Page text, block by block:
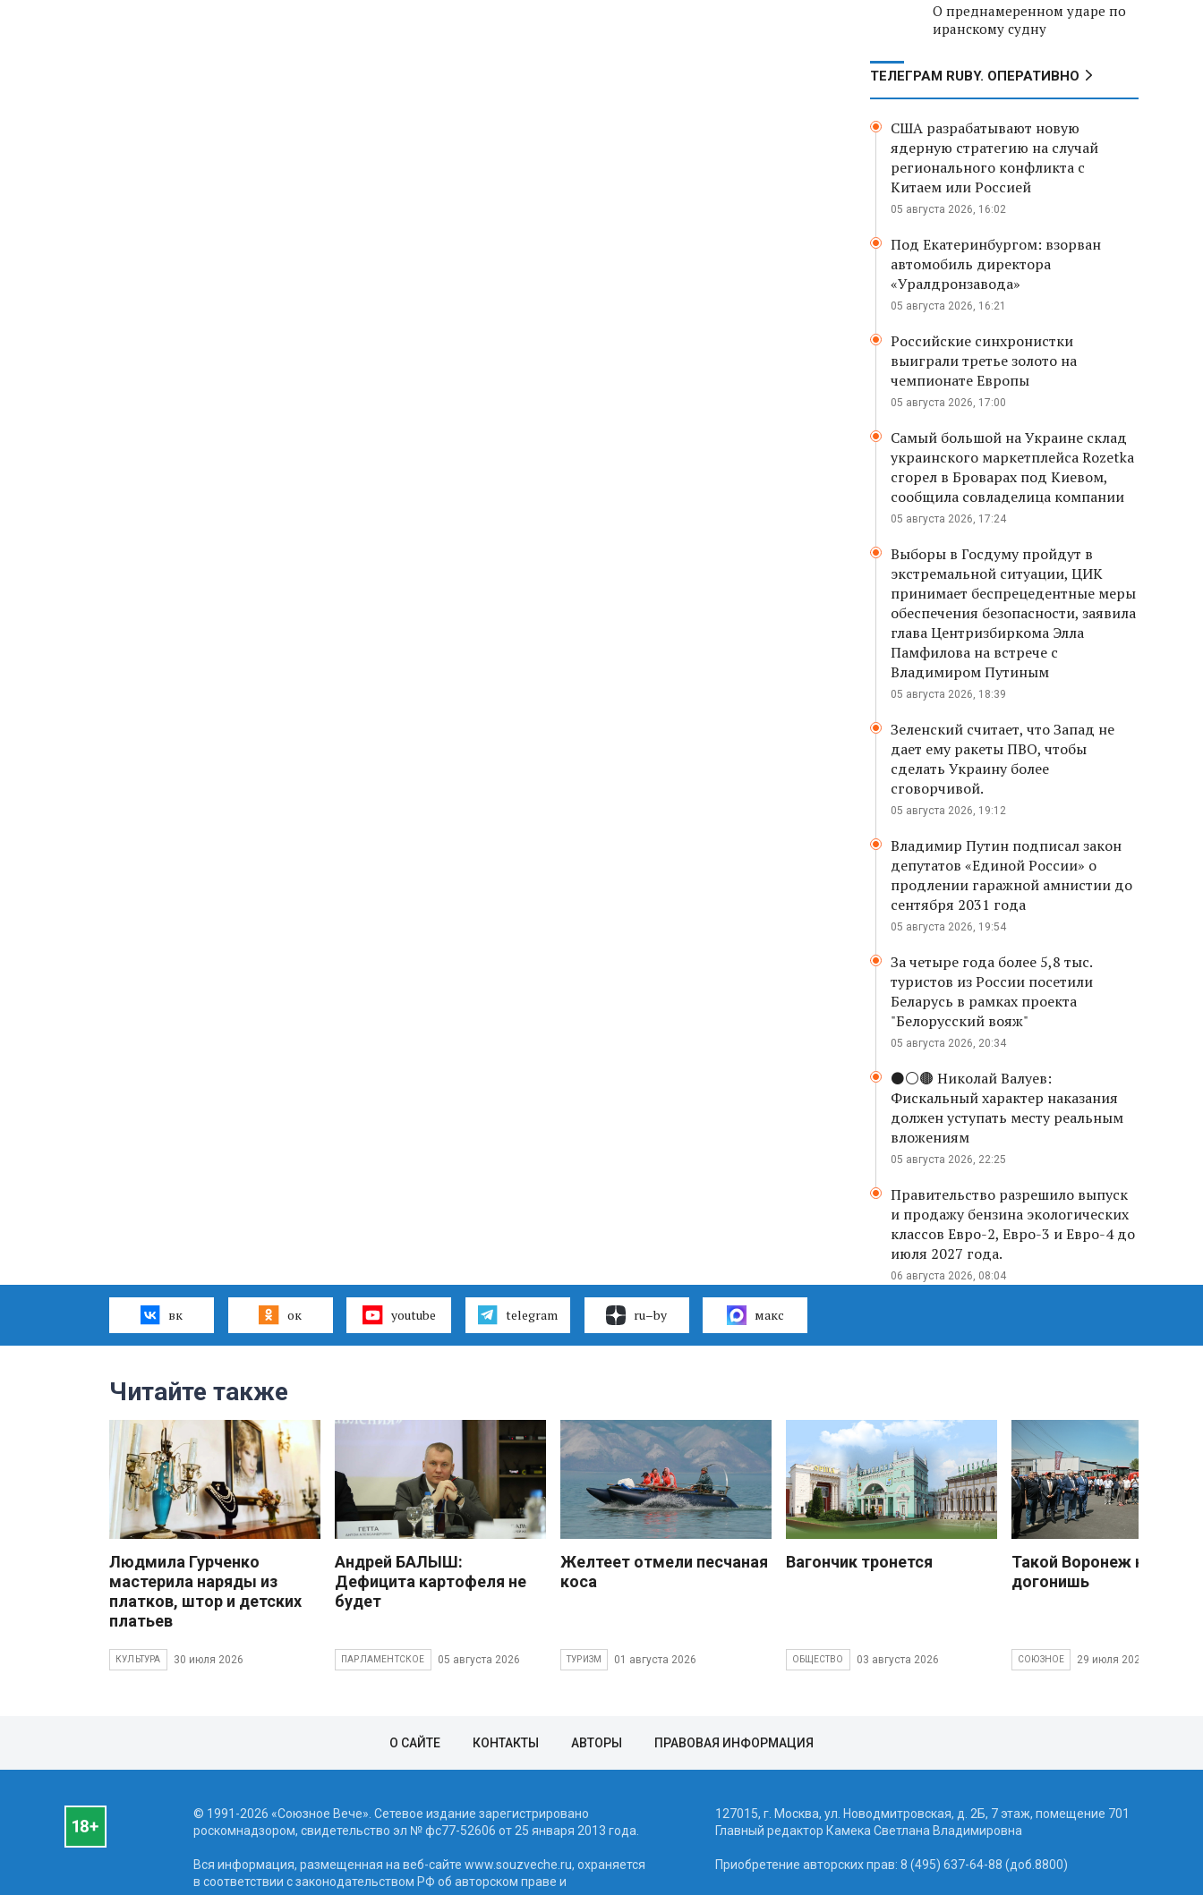
О преднамеренном ударе по
иранскому судну
ТЕЛЕГРАМ RUBY. ОПЕРАТИВНО
США разрабатывают новую
ядерную стратегию на случай
регионального конфликта с
Китаем или Россией
05 августа 2026, 16:02
Под Екатеринбургом: взорван
автомобиль директора
«Уралдронзавода»
05 августа 2026, 16:21
Российские синхронистки
выиграли третье золото на
чемпионате Европы
05 августа 2026, 17:00
Самый большой на Украине склад
украинского маркетплейса Rozetka
сгорел в Броварах под Киевом,
сообщила совладелица компании
05 августа 2026, 17:24
Выборы в Госдуму пройдут в
экстремальной ситуации, ЦИК
принимает беспрецедентные меры
обеспечения безопасности, заявила
глава Центризбиркома Элла
Памфилова на встрече с
Владимиром Путиным
05 августа 2026, 18:39
Зеленский считает, что Запад не
дает ему ракеты ПВО, чтобы
сделать Украину более
сговорчивой.
05 августа 2026, 19:12
Владимир Путин подписал закон
депутатов «Единой России» о
продлении гаражной амнистии до
сентября 2031 года
05 августа 2026, 19:54
За четыре года более 5,8 тыс.
туристов из России посетили
Беларусь в рамках проекта
"Белорусский вояж"
05 августа 2026, 20:34
⚫️⚪️🟤 Николай Валуев:
Фискальный характер наказания
должен уступать месту реальным
вложениям
05 августа 2026, 22:25
Правительство разрешило выпуск
и продажу бензина экологических
классов Евро-2, Евро-3 и Евро-4 до
июля 2027 года.
06 августа 2026, 08:04
вк ок youtube telegram ru–by макс
Читайте также
Людмила Гурченко
мастерила наряды из
платков, штор и детских
платьев
КУЛЬТУРА 30 июля 2026
Андрей БАЛЫШ:
Дефицита картофеля не
будет
ПАРЛАМЕНТСКОЕ 05 августа 2026
Желтеет отмели песчаная
коса
ТУРИЗМ 01 августа 2026
Вагончик тронется
ОБЩЕСТВО 03 августа 2026
Такой Воронеж не
догонишь
СОЮЗНОЕ 29 июля 2026
О САЙТЕ КОНТАКТЫ АВТОРЫ ПРАВОВАЯ ИНФОРМАЦИЯ
© 1991-2026 «Союзное Вече». Сетевое издание зарегистрировано
роскомнадзором, свидетельство эл № фc77-52606 от 25 января 2013 года.
Вся информация, размещенная на веб-сайте www.souzveche.ru, охраняется
в соответствии с законодательством РФ об авторском праве и
127015, г. Москва, ул. Новодмитровская, д. 2Б, 7 этаж, помещение 701
Главный редактор Камека Светлана Владимировна
Приобретение авторских прав: 8 (495) 637-64-88 (доб.8800)